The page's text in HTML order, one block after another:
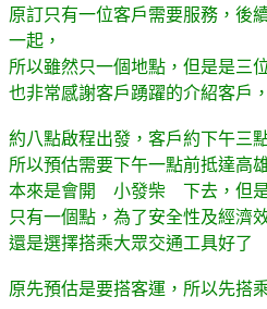
原訂只有一位客戶需要服務，後
一起，
所以雖然只一個地點，但是是三
也非常感謝客戶踴躍的介紹客戶
約八點啟程出發，客戶約下午三
所以預估需要下午一點前抵達高
本來是會開 小發柴 下去，但是
只有一個點，為了安全性及經濟
還是選擇搭乘大眾交通工具好了
原先預估是要搭客運，所以先搭